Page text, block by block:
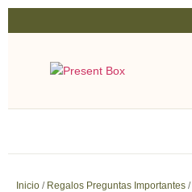
Inicio / Regalos Preguntas Importantes /